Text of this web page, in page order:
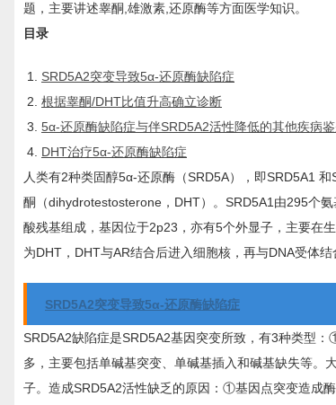
题，主要讲述睾酮,雄激素,还原酶等方面医学知识。
目录
SRD5A2突变导致5α-还原酶缺陷症
根据睾酮/DHT比值升高确立诊断
5α-还原酶缺陷症与伴SRD5A2活性降低的其他疾病鉴
DHT治疗5α-还原酶缺陷症
人类有2种类固醇5α-还原酶（SRD5A），即SRD5A1
酮（dihydrotestosterone，DHT）。SRD5A1由295个
酸残基组成，基因位于2p23，亦有5个外显子，主要在
为DHT，DHT与AR结合后进入细胞核，再与DNA受体结
SRD5A2突变导致5α-还原酶缺陷症
SRD5A2缺陷症是SRD5A2基因突变所致，有3种类型
多，主要包括单碱基突变、单碱基插入和碱基缺失等。
子。造成SRD5A2活性缺乏的原因：①基因点突变造成